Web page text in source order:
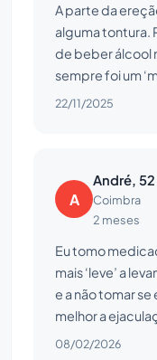
A parte da
alguma tontura.
de beber álcool
sempre foi um
22/11/2025
A
André, 52
Coimbra
2 meses
Eu tomo
mais ‘leve’ a
e a não tomar
melhor a
08/02/2026